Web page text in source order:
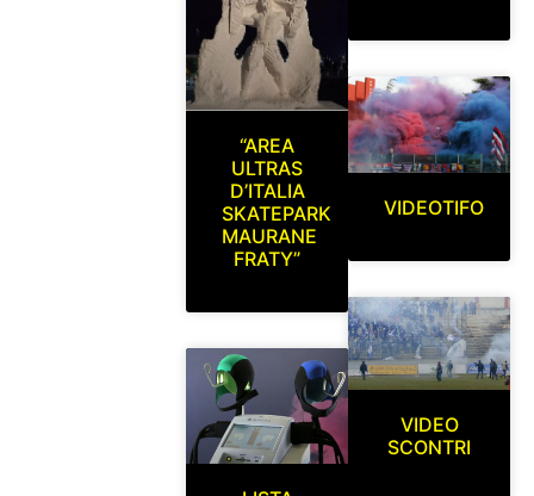
“AREA
ULTRAS
D’ITALIA
SKATEPARK
MAURANE
FRATY”
VIDEOTIFO
VIDEO
SCONTRI